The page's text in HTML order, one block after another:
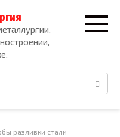
разливки стали